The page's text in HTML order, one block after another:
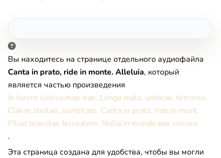
Вы находитесь на странице отдельного аудиофайла
Canta in prato, ride in monte. Alleluia, который
является частью произведения
In furore iustissimae irae. Longe mala, umbrae, terrores.
Clarae stellae, scintillate. Canta in prato, ride in mont.
Filiae maestae Jerusalem. Nulla in mundo pax sincera
.
Эта страница создана для удобства, чтобы вы могли